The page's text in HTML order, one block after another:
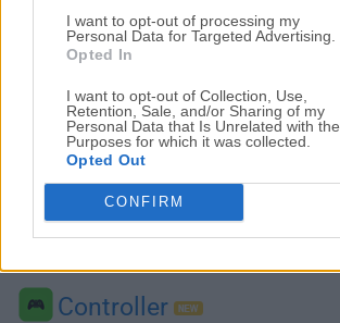
I want to opt-out of processing my
Personal Data for Targeted Advertising.
Opted In
I want to opt-out of Collection, Use,
Retention, Sale, and/or Sharing of my
Personal Data that Is Unrelated with the
Purposes for which it was collected.
Opted Out
CONFIRM
Alternativas y Software Similar
Controller